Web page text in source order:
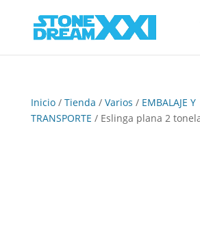
Inicio/ Tienda / Varios / EMBALAJE Y
TRANSPORTE / Eslinga plana 2